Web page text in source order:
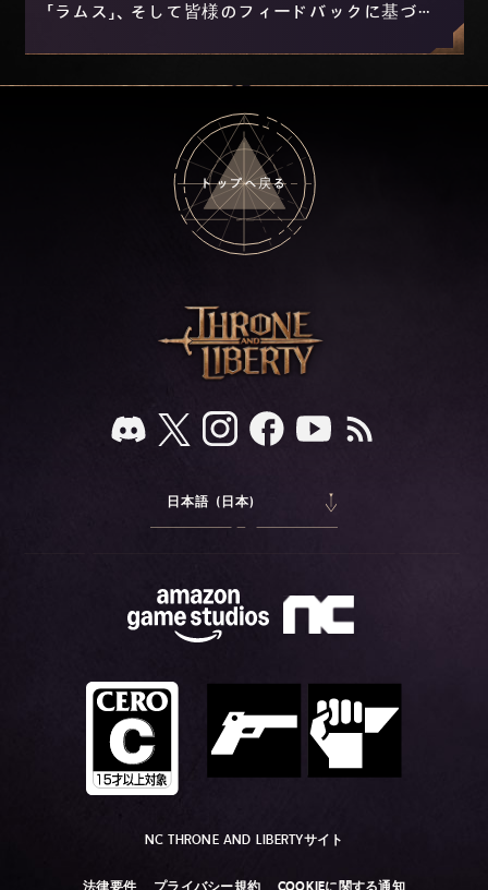
「ラムス」、そして皆様のフィードバックに基づき
トップへ戻る
日本語 (日本)
NC THRONE AND LIBERTYサイト
法律要件 プライバシー規約 COOKIEに関する通知